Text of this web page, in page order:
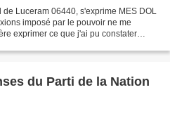
Luceram 06440, s'exprime MES DOL
imposé par le pouvoir ne me
exprimer ce que j'ai pu constater
du Parti de la Nation